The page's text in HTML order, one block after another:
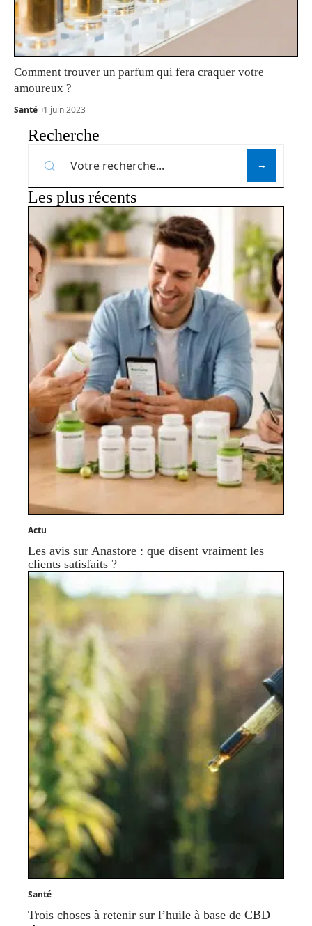
Comment trouver un parfum qui fera craquer votre
amoureux ?
Santé 1 juin 2023
Recherche
Les plus récents
Actu
Les avis sur Anastore : que disent vraiment les
clients satisfaits ?
Santé
Trois choses à retenir sur l’huile à base de CBD